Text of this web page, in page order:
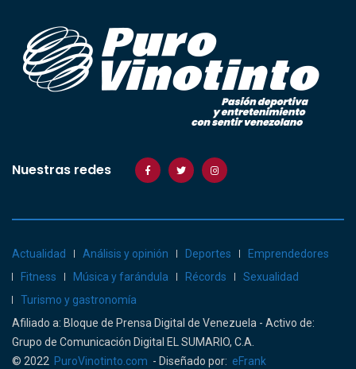
Nuestras redes
Actualidad Análisis y opinión Deportes
Emprendedores
Fitness
Música y farándula Récords
Sexualidad
Turismo y gastronomía
Afiliado a: Bloque de Prensa Digital de Venezuela - Activo de:
Grupo de Comunicación Digital EL SUMARIO, C.A.
© 2022 PuroVinotinto.com - Diseñado por: eFrank